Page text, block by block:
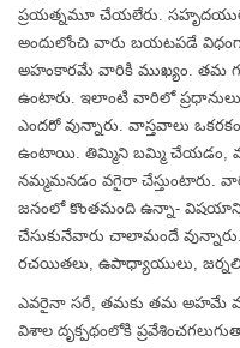
ప్రయత్నమూ చేయలేరు.
అందులోంచి వారు బయటపడే
అహంకారమే వారికి ముఖ్యం. తమ
ఉంటారు. ఇలాంటి వారిలో
ఎందరో వున్నారు. వాస్తవాలు
ఉంటాయి. తిమ్మిని బమ్మి చేయడం,
నమ్మమనడం వగైరా చేస్తుంటారు.
జనంలో కొంతమంది ఉన్నా- విషయాన్ని
చేసుకునేవారు చాలామందే
రచయితలు, ఉపాధ్యాయులు,
ఎవరైనా సరే, తమకు తమ అహమే
విశాల దృక్పథంలోకి